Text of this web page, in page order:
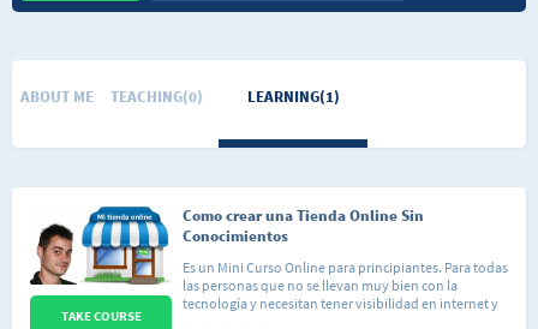
ABOUT ME TEACHING(0) LEARNING(1)
Como crear una Tienda Online Sin
Conocimientos
Es un Mini Curso Online para principiantes. Para todas
las personas que no se llevan muy bien con la
tecnología y necesitan tener visibilidad en internet y
TAKE COURSE